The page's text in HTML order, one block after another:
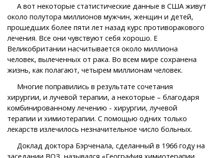
А вот некоторые статистические данные в США живут
около полутора миллионов мужчин, женщин и детей,
прошедших более пяти лет назад курс противоракового
лечения. Все они чувствуют себя хорошо. Е
Великобритании насчитывается около миллиона
человек, вылеченных от рака. Во всем мире сохранена
жизнь, как полагают, четырем миллионам человек.
Многие поправились в результате сочетания
хирургии, и лучевой терапии, а некоторые – благодаря
комбинированному лечению - хирургии, лучевой
терапии и химиотерапии. С помощью одних только
лекарств излечилось незначительное число больных.
Доклад доктора Бэрченала, сделанный в 1966 году на
заседании ВОЗ, назывался «География химиотерапии.